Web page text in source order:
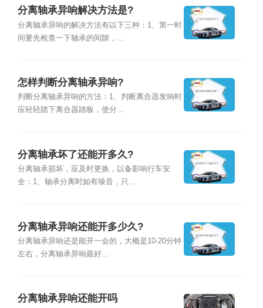
分离轴承异响解决方法是?
分离轴承异响的解决方法有以下三种：1、第一时
间要先检查一下轴承的间隙，...
怎样判断分离轴承异响?
判断分离轴承异响的方法：1、判断离合器发响时
应轻轻踏下离合器踏板，使分...
分离轴承坏了还能开多久?
分离轴承损坏，应及时更换，以备影响行车安
全：1、轴承分离时如有噪音，只...
分离轴承异响还能开多少久?
分离轴承异响还是能开一会的，大概是10-20分钟
左右，分离轴承异响最好...
分离轴承异响还能开吗